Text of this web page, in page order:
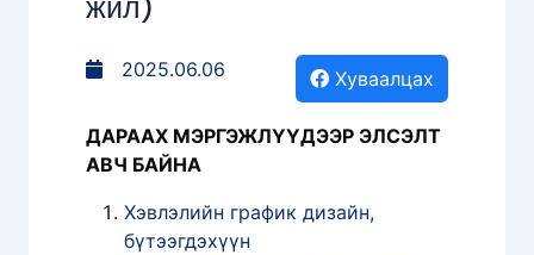
жил)
2025.06.06 Хуваалцах
ДАРААХ МЭРГЭЖЛҮҮДЭЭР ЭЛСЭЛТ
АВЧ БАЙНА
Хэвлэлийн график дизайн,
бүтээгдэхүүн